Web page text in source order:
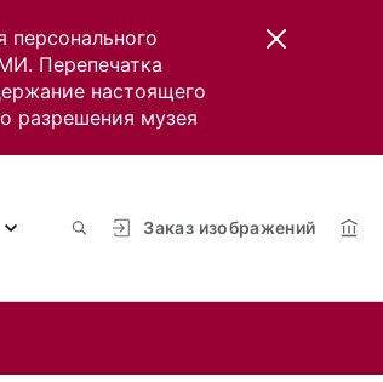
Перепечатка
настоящего
разрешения музея
Заказ изображений